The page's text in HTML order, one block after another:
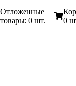
Отложенные
товары: 0 шт.
0